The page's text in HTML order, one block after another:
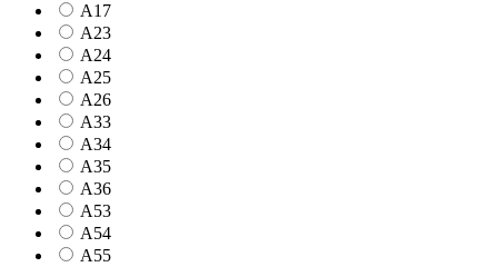
A17
A23
A24
A25
A26
A33
A34
A35
A36
A53
A54
A55